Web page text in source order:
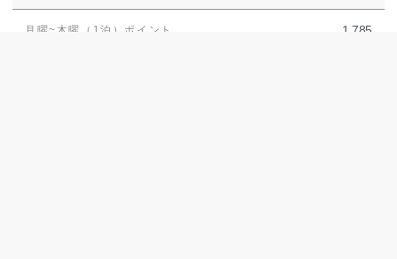
1,785